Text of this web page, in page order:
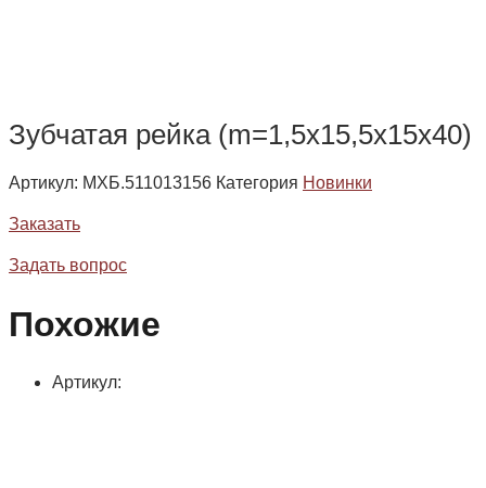
Зубчатая рейка (m=1,5х15,5х15х40)
Артикул: МХБ.511013156 Категория Новинки
Заказать
Задать вопрос
Похожие
Артикул: